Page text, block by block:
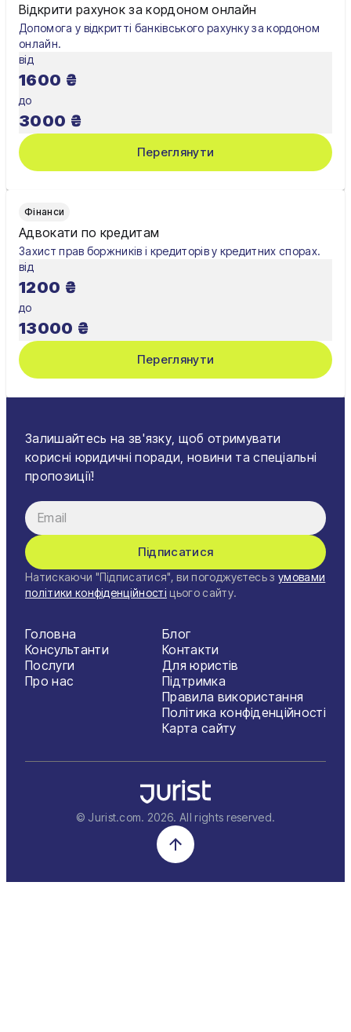
Відкрити рахунок за кордоном онлайн
Допомога у відкритті банківського рахунку за кордоном
онлайн.
від
1600 ₴
до
3000 ₴
Переглянути
Фінанси
Адвокати по кредитам
Захист прав боржників і кредиторів у кредитних спорах.
від
1200 ₴
до
13000 ₴
Переглянути
Залишайтесь на зв'язку, щоб отримувати
корисні юридичні поради, новини та спеціальні
пропозиції!
Підписатися
Натискаючи "Підписатися", ви погоджуєтесь з умовами
політики конфіденційності цього сайту.
Головна
Консультанти
Послуги
Про нас
Блог
Контакти
Для юристів
Підтримка
Правила використання
Політика конфіденційності
Карта сайту
© Jurist.com. 2026. All rights reserved.